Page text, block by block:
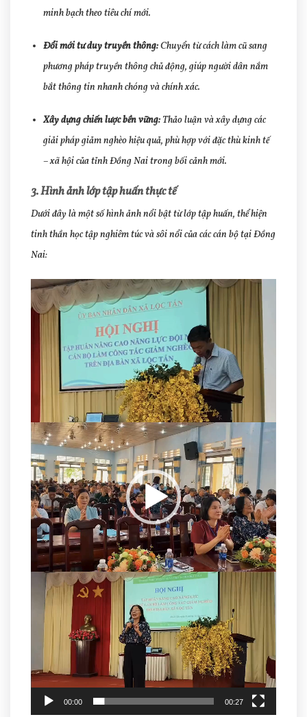
minh bạch theo tiêu chí mới.
Đổi mới tư duy truyền thông:Chuyển từ cách làm cũ sang
phương pháp truyền thông chủ động, giúp người dân nắm
bắt thông tin nhanh chóng và chính xác.
Xây dựng chiến lược bền vững: Thảo luận và xây dựng các
giải pháp giảm nghèo hiệu quả, phù hợp với đặc thù kinh tế
– xã hội của tỉnh Đồng Nai trong bối cảnh mới.
3. Hình ảnh lớp tập huấn thực tế
Dưới đây là một số hình ảnh nổi bật từ lớp tập huấn, thể hiện
tinh thần học tập nghiêm túc và sôi nổi của các cán bộ tại Đồng
Nai:
Trình
chơi
Video
00:00 00:27